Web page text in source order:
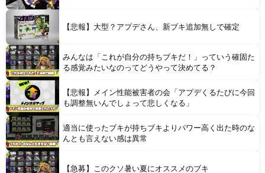
Powered by livedoor 相互RSS
【悲報】大型？アプデさん、新ブキ追加無しで確定
みんなは「これが自分の持ちブキだ！」っていう確固た
る感覚みたいなのってどうやって決めてる？
【悲報】メイン性能被害者の会「アプデくるたびに今回
も調整無いんでしょって悲しくなる」
適当に使ったブキが持ちブキよりパワー高く出た時のな
んとも言えない感は異常
【急募】このクソ暑い夏にオススメのブキ